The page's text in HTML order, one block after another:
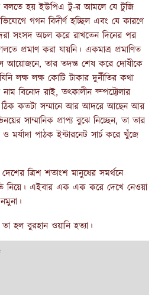
বলতে হয় ইউপিএ টু-র আমলে যে টুজি
গগন বিদীর্ণ হচ্ছিল এবং যে কারণে
সংসদ অচল করে রাখতেন দিনের পর
প্রমাণ করা যায়নি। একমাত্র প্রমাণিত
আয়োজনে, তার তদন্ত শেষ করে দোষীকে
লক্ষ লক্ষ কোটি টাকার দুর্নীতির কথা
বিনোদ রাই, তৎকালীন ক্ম্পট্রোলার
ঠিক কতটা সম্মানে আর আদরে আছেন আর
সাম্মানিক প্রাপ্য বুঝে নিচ্ছেন, তা তার
মর্যাদা পাঠক ইন্টারনেট সার্চ করে খুঁজে
ত্রিশ শতাংশ মানুষের সমর্থনে
নিয়ে। এইবার এক এক করে দেখে নেওয়া
হল বুরহান ওয়ানি হত্যা।